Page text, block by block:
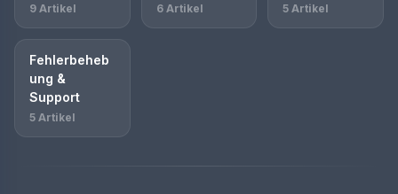
9 Artikel 6 Artikel 5 Artikel
Fehlerbeheb
ung &
Support
5 Artikel